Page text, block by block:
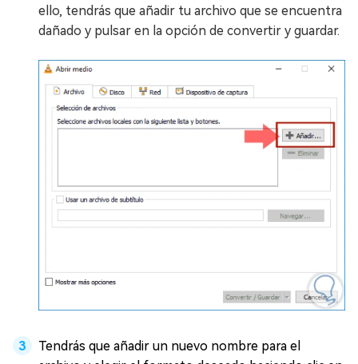
ello, tendrás que añadir tu archivo que se encuentra
dañado y pulsar en la opción de convertir y guardar.
Tendrás que añadir un nuevo nombre para el